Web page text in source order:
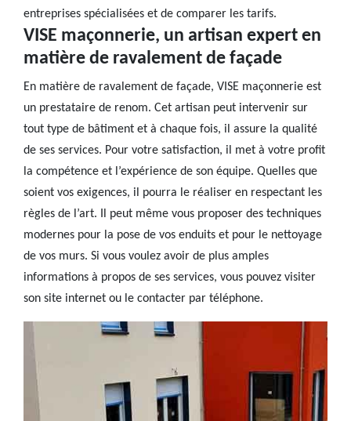
entreprises spécialisées et de comparer les tarifs.
VISE maçonnerie, un artisan expert en
matière de ravalement de façade
En matière de ravalement de façade, VISE maçonnerie est
un prestataire de renom. Cet artisan peut intervenir sur
tout type de bâtiment et à chaque fois, il assure la qualité
de ses services. Pour votre satisfaction, il met à votre profit
la compétence et l’expérience de son équipe. Quelles que
soient vos exigences, il pourra le réaliser en respectant les
règles de l’art. Il peut même vous proposer des techniques
modernes pour la pose de vos enduits et pour le nettoyage
de vos murs. Si vous voulez avoir de plus amples
informations à propos de ses services, vous pouvez visiter
son site internet ou le contacter par téléphone.